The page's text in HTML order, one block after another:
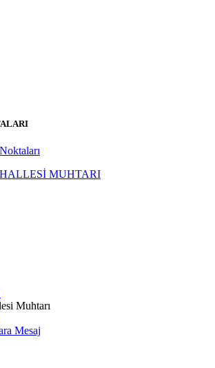
MUHTARI
Muhtarı
Mesaj